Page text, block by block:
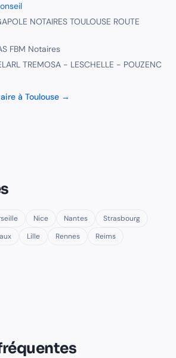
NOTAIRES TOULOUSE ROUTE
FBM Notaires
TREMOSA - LESCHELLE - POUZENC
à Toulouse →
Nice Nantes
Strasbourg
Lille Rennes
Reims